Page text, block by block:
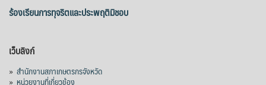
ร้องเรียนการทุจริตและประพฤติมิชอบ
เว็บลิงก์
» สำนักงานสภาเกษตรกรจังหวัด
» หน่วยงานที่เกี่ยวข้อง